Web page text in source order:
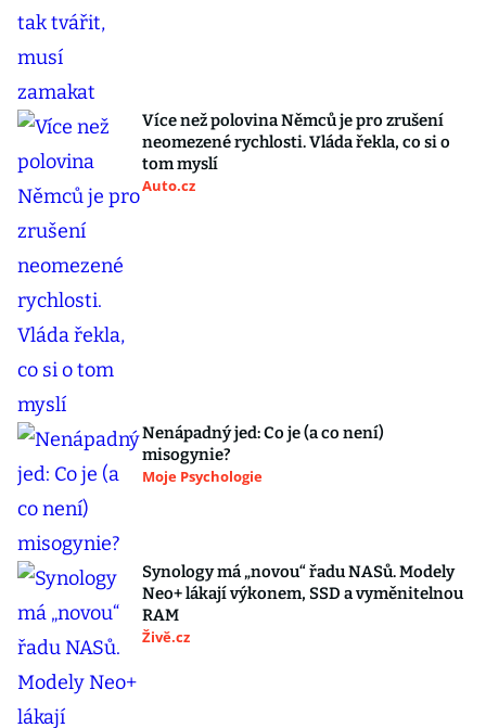
Více než polovina Němců je pro zrušení
neomezené rychlosti. Vláda řekla, co si o
tom myslí
Auto.cz
Nenápadný jed: Co je (a co není)
misogynie?
Moje Psychologie
Synology má „novou“ řadu NASů. Modely
Neo+ lákají výkonem, SSD a vyměnitelnou
RAM
Živě.cz